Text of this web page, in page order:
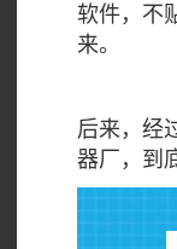
软件，不
来。
后来，经
器厂，到